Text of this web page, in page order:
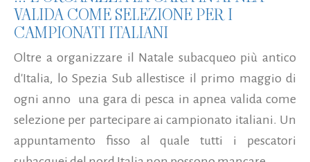
VALIDA COME SELEZIONE PER I
CAMPIONATI ITALIANI
Oltre a organizzare il Natale subacqueo più antico
d'Italia, lo Spezia Sub allestisce il primo maggio di
ogni anno una gara di pesca in apnea valida come
selezione per partecipare ai campionato italiani. Un
appuntamento fisso al quale tutti i pescatori